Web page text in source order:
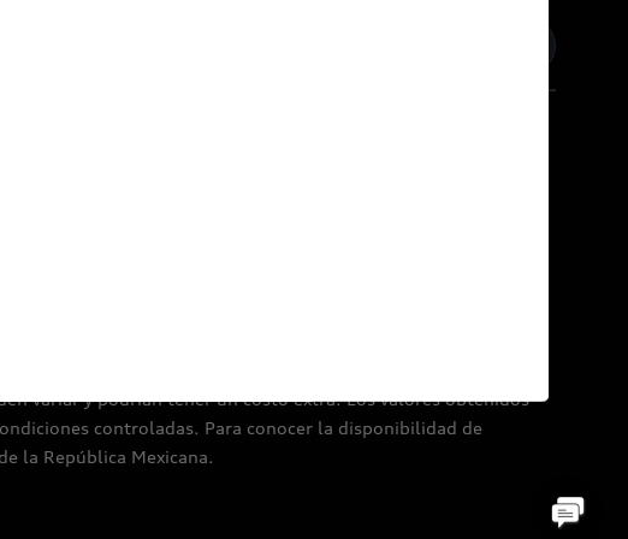
aquí referida, así como las ilustraciones de este sitio están
más recientes en el momento de hacer esta publicación.
variar y podrían tener un costo extra. Los valores obtenidos
controladas. Para conocer la disponibilidad de
la República Mexicana.